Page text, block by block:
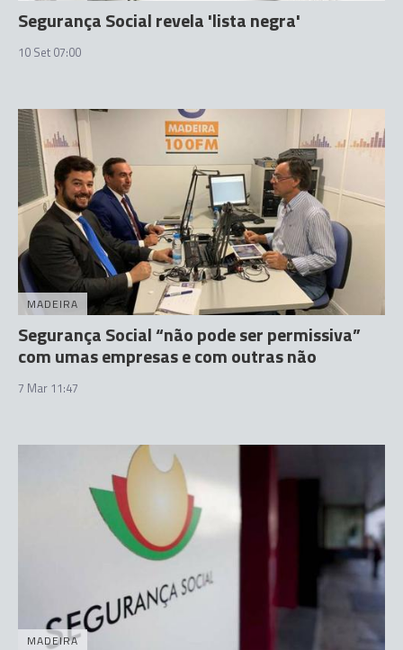
Segurança Social revela 'lista negra'
10 Set 07:00
MADEIRA
Segurança Social “não pode ser permissiva”
com umas empresas e com outras não
7 Mar 11:47
MADEIRA